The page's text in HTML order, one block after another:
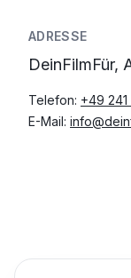
ADRESSE
DeinFilmFür,
Telefon: +49
E-Mail: